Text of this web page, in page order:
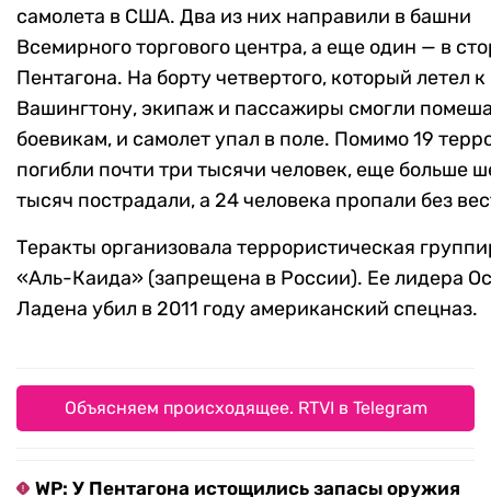
самолета в США. Два из них направили в башни
Всемирного торгового центра, а еще один — в
Пентагона. На борту четвертого, который летел к
Вашингтону, экипаж и пассажиры смогли
боевикам, и самолет упал в поле. Помимо 19
погибли почти три тысячи человек, еще больше
тысяч пострадали, а 24 человека пропали без
Теракты организовала террористическая
«Аль-Каида» (запрещена в России). Ее лидера
Ладена убил в 2011 году американский спецназ.
Объясняем происходящее. RTVI в Telegram
WP: У Пентагона истощились запасы оружия